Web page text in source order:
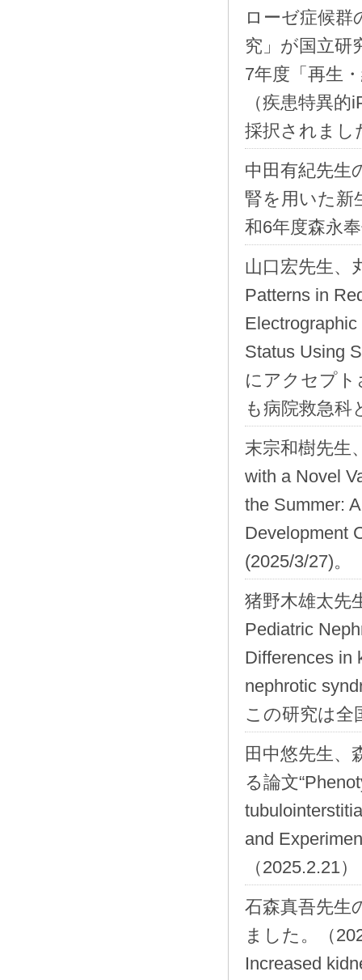
ローゼ症候
究」が国立研
7年度「再生
（疾患特異
採択されまし
中田有紀先生
腎を用いた新
和6年度森永
山口宏先生、
Patterns in
Status Using
にアクセプト
も病院救急科
末宗和樹先生
with a Novel
the Summer:
Development
(2025/3/27)。
猪野木雄太先
Pediatric
Differences in
nephrotic
この研究は全
田中悠先生、
る論文
and
（2025.2.21）
石森真吾先生
ました。（
Increased